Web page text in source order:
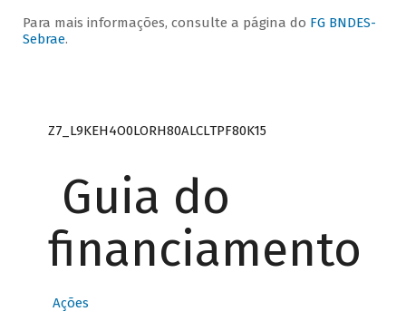
Para mais informações, consulte a página do FG BNDES-
Sebrae.
Z7_L9KEH4O0LORH80ALCLTPF80K15
Guia do
financiamento
Ações